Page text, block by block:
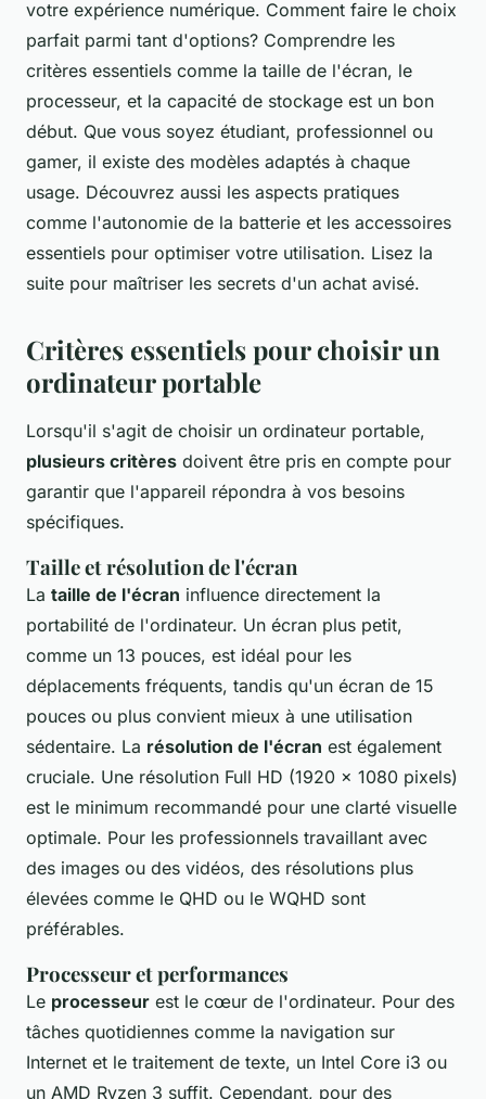
votre expérience numérique. Comment faire le choix
parfait parmi tant d'options? Comprendre les
critères essentiels comme la taille de l'écran, le
processeur, et la capacité de stockage est un bon
début. Que vous soyez étudiant, professionnel ou
gamer, il existe des modèles adaptés à chaque
usage. Découvrez aussi les aspects pratiques
comme l'autonomie de la batterie et les accessoires
essentiels pour optimiser votre utilisation. Lisez la
suite pour maîtriser les secrets d'un achat avisé.
Critères essentiels pour choisir un
ordinateur portable
Lorsqu'il s'agit de choisir un ordinateur portable,
plusieurs critères doivent être pris en compte pour
garantir que l'appareil répondra à vos besoins
spécifiques.
Taille et résolution de l'écran
La taille de l'écran influence directement la
portabilité de l'ordinateur. Un écran plus petit,
comme un 13 pouces, est idéal pour les
déplacements fréquents, tandis qu'un écran de 15
pouces ou plus convient mieux à une utilisation
sédentaire. La résolution de l'écran est également
cruciale. Une résolution Full HD (1920 x 1080 pixels)
est le minimum recommandé pour une clarté visuelle
optimale. Pour les professionnels travaillant avec
des images ou des vidéos, des résolutions plus
élevées comme le QHD ou le WQHD sont
préférables.
Processeur et performances
Le processeur est le cœur de l'ordinateur. Pour des
tâches quotidiennes comme la navigation sur
Internet et le traitement de texte, un Intel Core i3 ou
un AMD Ryzen 3 suffit. Cependant, pour des